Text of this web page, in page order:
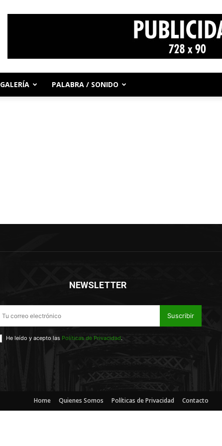
GALERÍA PALABRA / SONIDO
NEWSLETTER
Suscribir
He leído y acepto las Políticas de Privacidad.
Home Quienes Somos Políticas de Privacidad Contacto